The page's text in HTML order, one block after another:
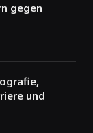
gegen
und